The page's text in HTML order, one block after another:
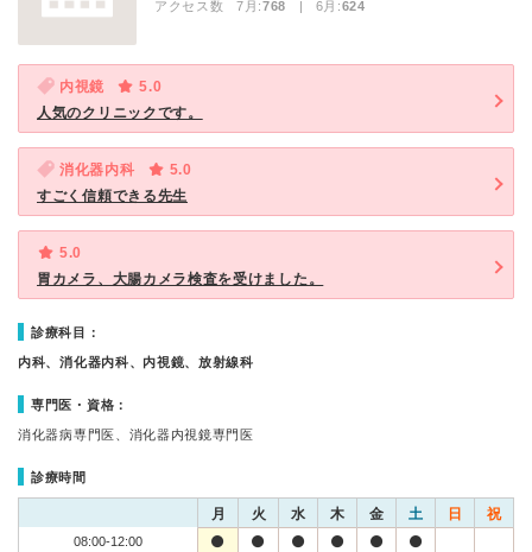
アクセス数 7月:768 | 6月:624
内視鏡
5.0
人気のクリニックです。
消化器内科
5.0
すごく信頼できる先生
5.0
胃カメラ、大腸カメラ検査を受けました。
診療科目：
内科、消化器内科、内視鏡、放射線科
専門医・資格：
消化器病専門医、消化器内視鏡専門医
診療時間
月 火 水 木 金 土 日 祝
08:00-12:00